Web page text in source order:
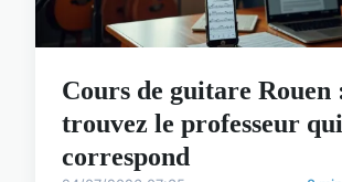
Cours de guitare Rouen
trouvez le professeur
correspond